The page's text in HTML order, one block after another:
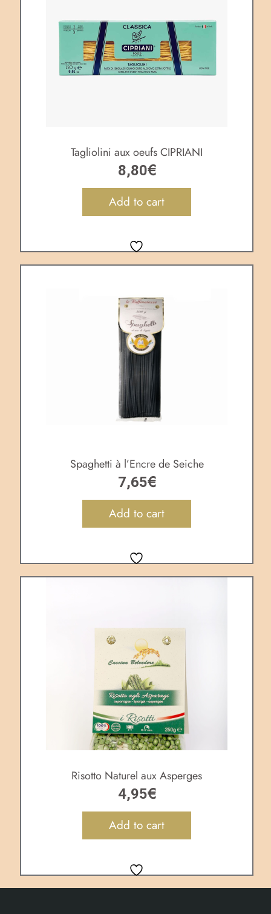
Tagliolini aux oeufs CIPRIANI
8,80€
Add to cart
Spaghetti à l’Encre de Seiche
7,65€
Add to cart
Risotto Naturel aux Asperges
4,95€
Add to cart